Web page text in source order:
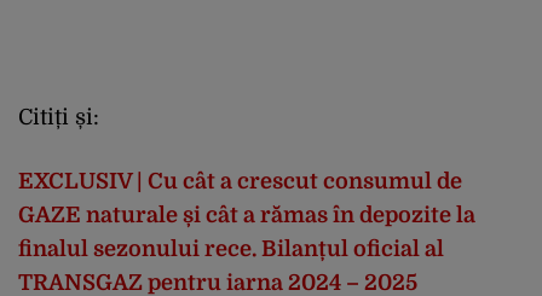
Citiți și:
EXCLUSIV | Cu cât a crescut consumul de
GAZE naturale și cât a rămas în depozite la
finalul sezonului rece. Bilanțul oficial al
TRANSGAZ pentru iarna 2024 – 2025